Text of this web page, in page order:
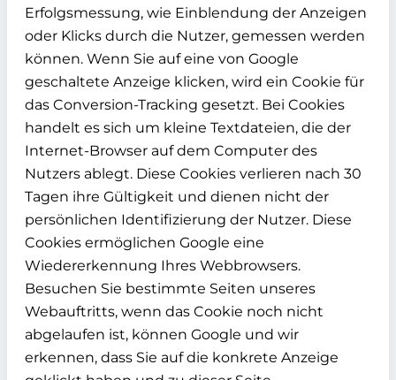
Erfolgsmessung, wie Einblendung der Anzeigen
oder Klicks durch die Nutzer, gemessen werden
können. Wenn Sie auf eine von Google
geschaltete Anzeige klicken, wird ein Cookie für
das Conversion-Tracking gesetzt. Bei Cookies
handelt es sich um kleine Textdateien, die der
Internet-Browser auf dem Computer des
Nutzers ablegt. Diese Cookies verlieren nach 30
Tagen ihre Gültigkeit und dienen nicht der
persönlichen Identifizierung der Nutzer. Diese
Cookies ermöglichen Google eine
Wiedererkennung Ihres Webbrowsers.
Besuchen Sie bestimmte Seiten unseres
Webauftritts, wenn das Cookie noch nicht
abgelaufen ist, können Google und wir
erkennen, dass Sie auf die konkrete Anzeige